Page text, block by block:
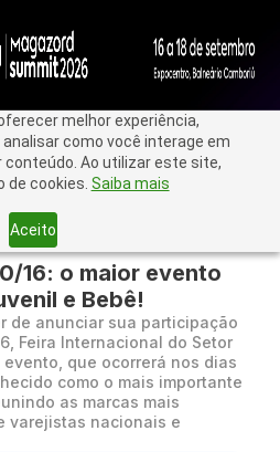
melhor experiência,
como você interage em
Ao utilizar este site,
de cookies. Saiba mais
Aceito
16: o maior evento
e Bebê!
de anunciar sua participação
Feira Internacional do Setor
que ocorrerá nos dias
como o mais importante
as marcas mais
varejistas nacionais e